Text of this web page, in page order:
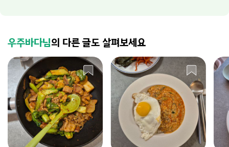
우주바다님의 다른 글도 살펴보세요